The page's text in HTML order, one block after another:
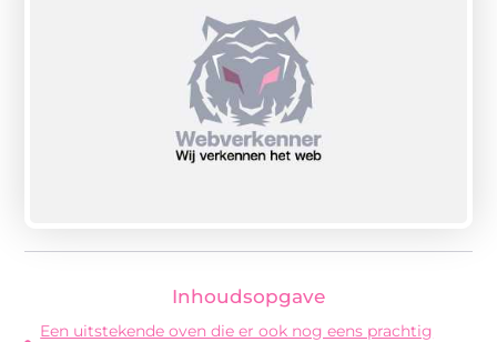
Inhoudsopgave
Een uitstekende oven die er ook nog eens prachtig